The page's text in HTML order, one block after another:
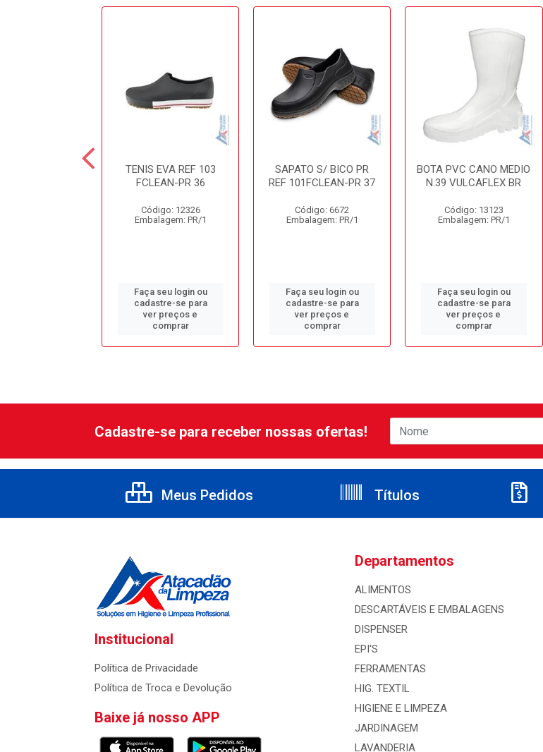
TENIS EVA REF 103
FCLEAN-PR 36
Código: 12326
Embalagem: PR/1
Faça seu login ou
cadastre-se para
ver preços e
comprar
SAPATO S/ BICO PR
REF 101FCLEAN-PR 37
Código: 6672
Embalagem: PR/1
Faça seu login ou
cadastre-se para
ver preços e
comprar
BOTA PVC CANO MEDIO
N.39 VULCAFLEX BR
Código: 13123
Embalagem: PR/1
Faça seu login ou
cadastre-se para
ver preços e
comprar
Cadastre-se para receber nossas ofertas!
Meus Pedidos Títulos
Institucional
Política de Privacidade
Política de Troca e Devolução
Baixe já nosso APP
Departamentos
ALIMENTOS
DESCARTÁVEIS E EMBALAGENS
DISPENSER
EPI'S
FERRAMENTAS
HIG. TEXTIL
HIGIENE E LIMPEZA
JARDINAGEM
LAVANDERIA